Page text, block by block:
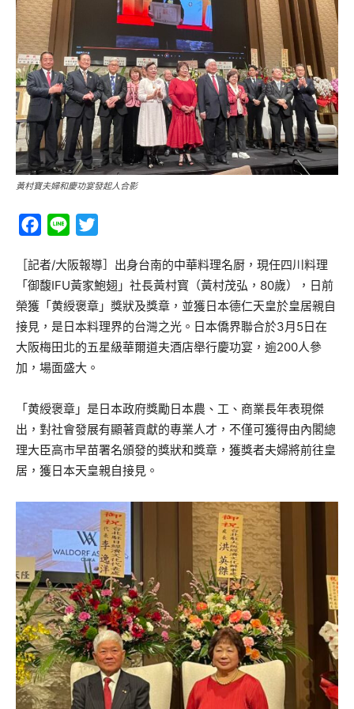
黃村寶夫婦和慶功宴發起人合影
Facebook
Line
［記者/大阪報導］出身台南的中華料理名㕑，現任四川料理
「御馥IFU黃家鮑翅」社長黃村寳（黃村茂弘，80歲），日前
榮獲「黄綬褒章」獎狀及獎章，並獲日本德仁天皇於皇居親自
接見，是日本料理界的台灣之光。日本僑界聯合於3月5日在
大阪梅田北的五星級華爾道夫酒店舉行慶功宴，逾200人參
加，場面盛大。
「黄綬褒章」是日本政府獎勵日本農、工、商業長年表現傑
出，對社會發展有顯著貢獻的專業人才，不僅可獲得由內閣總
理大臣高市早苗署名頒發的獎狀和獎章，獲獎者夫婦將前往皇
居，獲日本天皇親自接見。